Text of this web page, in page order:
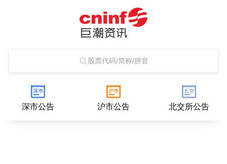
股票代码/简称/拼音
深市公告 沪市公告 北交所公告